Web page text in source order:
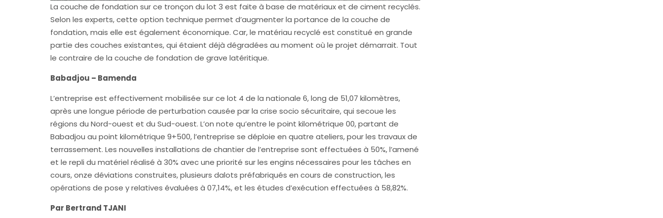
La couche de fondation sur ce tronçon du lot 3 est faite à base de matériaux et de ciment recyclés.
Selon les experts, cette option technique permet d’augmenter la portance de la couche de
fondation, mais elle est également économique. Car, le matériau recyclé est constitué en grande
partie des couches existantes, qui étaient déjà dégradées au moment où le projet démarrait. Tout
le contraire de la couche de fondation de grave latéritique.
Babadjou – Bamenda
L’entreprise est effectivement mobilisée sur ce lot 4 de la nationale 6, long de 51,07 kilomètres,
après une longue période de perturbation causée par la crise socio sécuritaire, qui secoue les
régions du Nord-ouest et du Sud-ouest. L’on note qu’entre le point kilométrique 00, partant de
Babadjou au point kilométrique 9+500, l’entreprise se déploie en quatre ateliers, pour les travaux de
terrassement. Les nouvelles installations de chantier de l’entreprise sont effectuées à 50%, l’amené
et le repli du matériel réalisé à 30% avec une priorité sur les engins nécessaires pour les tâches en
cours, onze déviations construites, plusieurs dalots préfabriqués en cours de construction, les
opérations de pose y relatives évaluées à 07,14%, et les études d’exécution effectuées à 58,82%.
Par Bertrand TJANI